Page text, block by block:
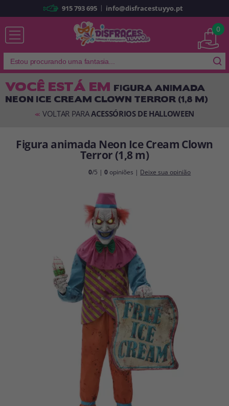
Já sou cliente
Lembrar-me Esqueceu sua senha?
É a minha primeira vez
Sou novo
disfracestuyyo.pt
compras rapidamente em nossa loja virtual, verificar o status de seus
pedidos e consultar suas operações anteriores.
Vá em frente! Estávamos esperando por você.
CRIAR CONTA
915 793 695 | info@disfracestuyyo.pt
0
VOCÊ ESTÁ EM FIGURA ANIMADA
NEON ICE CREAM CLOWN TERROR (1,8 M)
<< VOLTAR PARAACESSÓRIOS DE HALLOWEEN
Figura animada Neon Ice Cream Clown
Terror (1,8 m)
0/5 |0 opiniões | Deixe sua opinião